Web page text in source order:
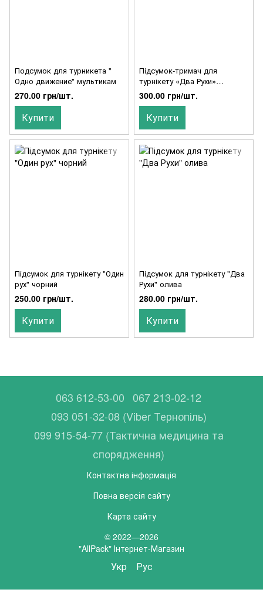
Подсумок для турникета "
Одно движение" мультикам
270.00 грн/шт.
Купити
Підсумок-тримач для
турнікету «Два Рухи»
мультикам
300.00 грн/шт.
Купити
Підсумок для турнікету "Один
рух" чорний
250.00 грн/шт.
Купити
Підсумок для турнікету "Два
Рухи" олива
280.00 грн/шт.
Купити
063 612-53-00 067 213-02-12
093 051-32-08 (Viber Тернопіль)
099 915-54-77 (Тактична медицина та
спорядження)
Контактна інформація
Повна версія сайту
Карта сайту
© 2022—2026
"AllPack" Інтернет-Магазин
Укр Рус